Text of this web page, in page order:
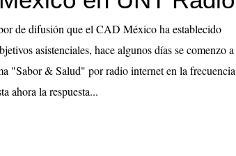
de difusión que el CAD México ha establecido
asistenciales, hace algunos días se comenzo a
"Sabor & Salud" por radio internet en la frecuencia
ahora la respuesta...